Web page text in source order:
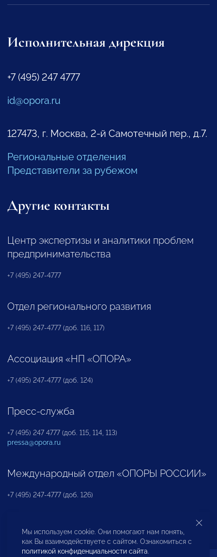
Исполнительная дирекция
+7 (495) 247 4777
id@opora.ru
127473, г. Москва, 2-й Самотечный пер., д.7.
Региональные отделения
Представители за рубежом
Другие контакты
Центр экспертизы и аналитики проблем
предпринимательства
+7 (495) 247-4777
Отдел регионального развития
+7 (495) 247-4777 (доб. 116, 117)
Ассоциация «НП «ОПОРА»
+7 (495) 247-4777 (доб. 124)
Пресс-служба
+7 (495) 247 4777 (доб. 115, 114, 113)
pressa@opora.ru
Международный отдел «ОПОРЫ РОССИИ»
+7 (495) 247-4777 (доб. 126)
Бюро по защите прав предпринимателей и
инвесторов
Мы используем cookie. Они помогают нам понять,
как Вы взаимодействуете с сайтом. Ознакомиться с
политикой конфиденциальности сайта.